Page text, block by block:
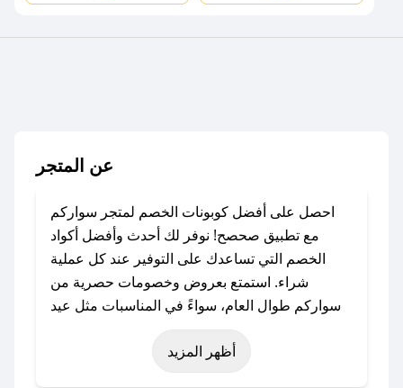
عن المتجر
احصل على أفضل كوبونات الخصم لمتجر سواركم
مع تطبيق صحصح! نوفر لك أحدث وأفضل أكواد
الخصم التي تساعدك على التوفير عند كل عملية
شراء. استمتع بعروض وخصومات حصرية من
سواركم طوال العام، سواءً في المناسبات مثل عيد
الفطر، عيد الأضحى، الجمعة البيضاء (شهر نوفمبر)،
رمضان، اليوم الوطني، يوم التأسيس، أو حتى عروض
أظهر المزيد